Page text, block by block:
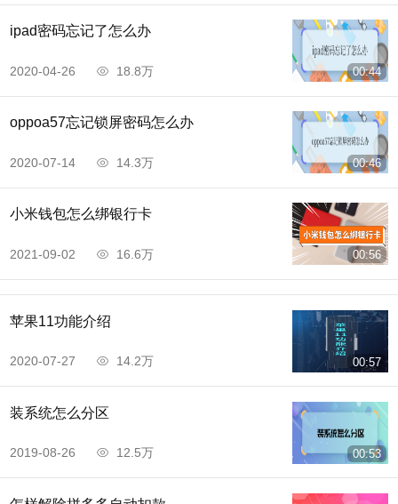
00:44
ipad密码忘记了怎么办
2020-04-26 18.8万
00:46
oppoa57忘记锁屏密码怎么办
2020-07-14 14.3万
00:56
小米钱包怎么绑银行卡
2021-09-02 16.6万
00:57
苹果11功能介绍
2020-07-27 14.2万
00:53
装系统怎么分区
2019-08-26 12.5万